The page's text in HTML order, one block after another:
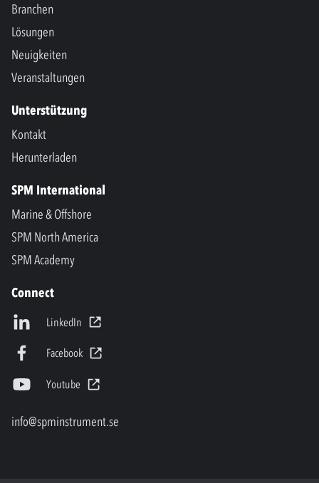
Branchen
Lösungen
Neuigkeiten
Veranstaltungen
Unterstützung
Kontakt
Herunterladen
SPM International
Marine & Offshore
SPM North America
SPM Academy
Connect
LinkedIn
Facebook
Youtube
info@spminstrument.se